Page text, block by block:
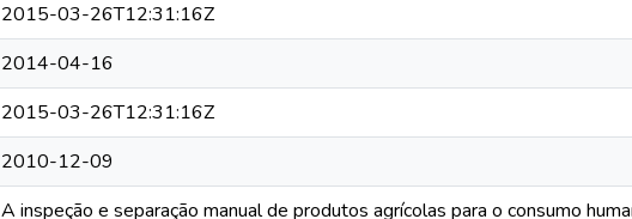
2015-03-26T12:31:16Z
2014-04-16
2015-03-26T12:31:16Z
2010-12-09
A inspeção e separação manual de produtos agrícolas para o consumo